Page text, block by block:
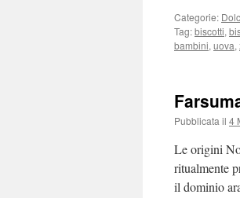
Categorie:
Tag:biscotti,
bambini, uova,
Pubblicata il 4
Le origini
ritualmente
il dominio